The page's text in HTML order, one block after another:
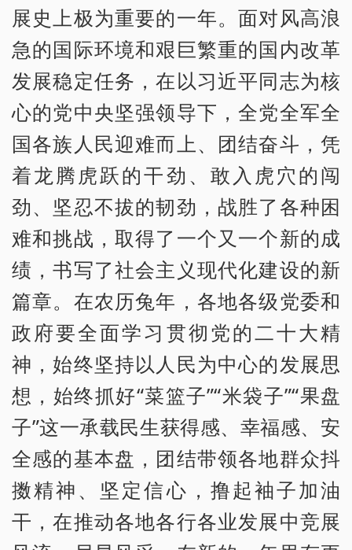
展史上极为重要的一年。面对风高浪
急的国际环境和艰巨繁重的国内改革
发展稳定任务，在以习近平同志为核
心的党中央坚强领导下，全党全军全
国各族人民迎难而上、团结奋斗，凭
着龙腾虎跃的干劲、敢入虎穴的闯
劲、坚忍不拔的韧劲，战胜了各种困
难和挑战，取得了一个又一个新的成
绩，书写了社会主义现代化建设的新
篇章。在农历兔年，各地各级党委和
政府要全面学习贯彻党的二十大精
神，始终坚持以人民为中心的发展思
想，始终抓好“菜篮子”“米袋子”“果盘
子”这一承载民生获得感、幸福感、安
全感的基本盘，团结带领各地群众抖
擞精神、坚定信心，撸起袖子加油
干，在推动各地各行各业发展中竞展